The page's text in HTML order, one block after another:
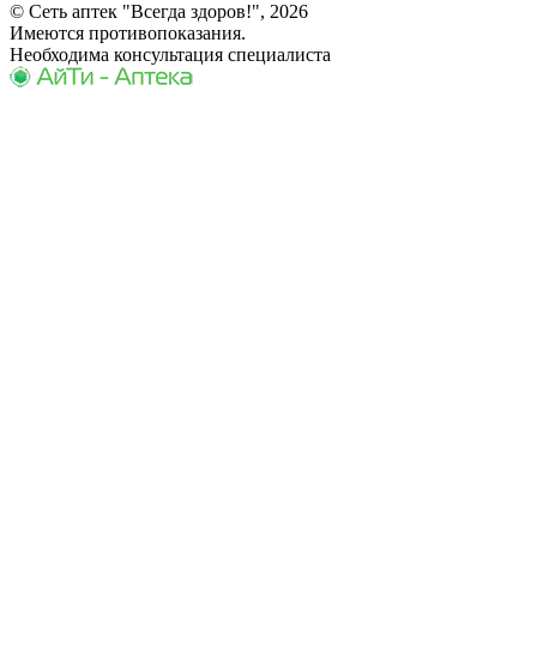
© Сеть аптек "Всегда здоров!", 2026
Имеются противопоказания.
Необходима консультация специалиста